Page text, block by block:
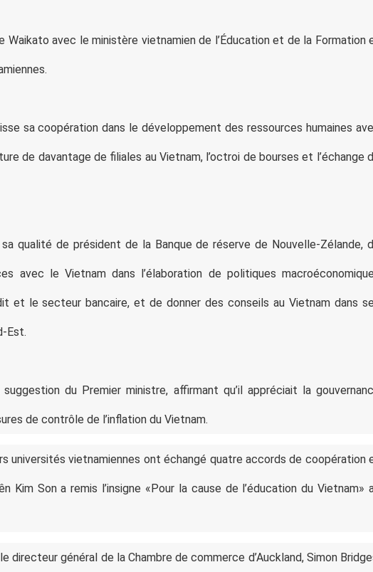
avec le ministère vietnamien de l’Éducation et de la Formation
sa coopération dans le développement des ressources humaines
de davantage de filiales au Vietnam, l’octroi de bourses et l’échange
qualité de président de la Banque de réserve de Nouvelle-Zélande,
avec le Vietnam dans l’élaboration de politiques
et le secteur bancaire, et de donner des conseils au Vietnam dans
Est.
du Premier ministre, affirmant qu’il appréciait la
de contrôle de l’inflation du Vietnam.
universités vietnamiennes ont échangé quatre accords de coopération
Kim Son a remis l’insigne «Pour la cause de l’éducation du Vietnam»
directeur général de la Chambre de commerce d’Auckland, Simon